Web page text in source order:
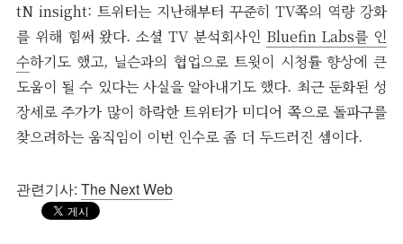
tN insight: 트위터는 지난해부터 꾸준히 TV쪽의 역량 강화
를 위해 힘써 왔다. 소셜 TV 분석회사인 Bluefin Labs를 인
수하기도 했고, 닐슨과의 협업으로 트윗이 시청률 향상에 큰
도움이 될 수 있다는 사실을 알아내기도 했다. 최근 둔화된 성
장세로 주가가 많이 하락한 트위터가 미디어 쪽으로 돌파구를
찾으려하는 움직임이 이번 인수로 좀 더 두드러진 셈이다.
관련기사: The Next Web